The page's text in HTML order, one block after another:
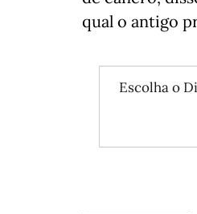
qual o antigo
Escolha o